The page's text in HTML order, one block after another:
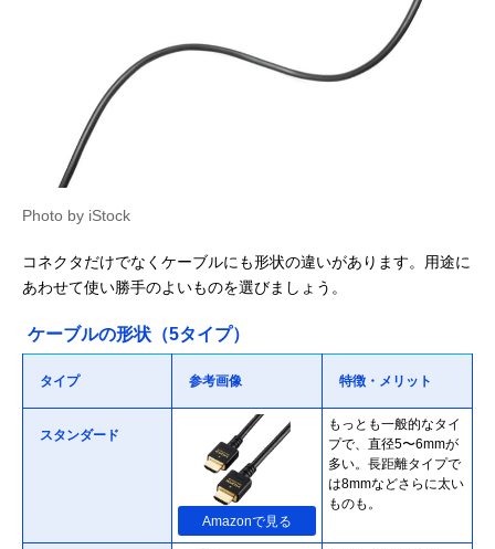
Photo by iStock
コネクタだけでなくケーブルにも形状の違いがあります。用途に
あわせて使い勝手のよいものを選びましょう。
ケーブルの形状（5タイプ）
タイプ 参考画像 特徴・メリット
スタンダード
Amazonで見る
もっとも一般的なタイ
プで、直径5〜6mmが
多い。長距離タイプで
は8mmなどさらに太い
ものも。